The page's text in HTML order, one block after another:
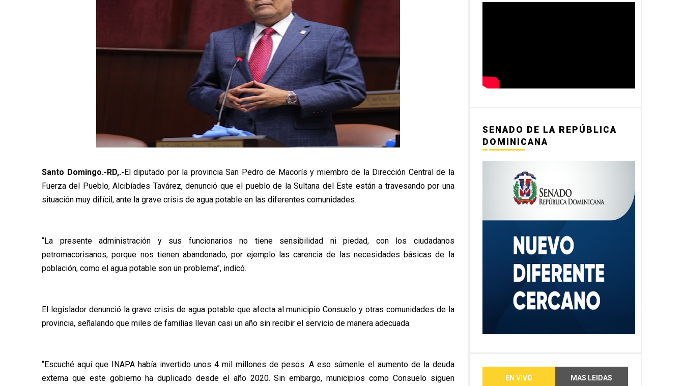
Santo Domingo.-RD,.-El diputado por la provincia San Pedro de Macorís y miembro de la Dirección Central de la
Fuerza del Pueblo, Alcibíades Tavárez, denunció que el pueblo de la Sultana del Este están a travesando por una
situación muy difícil, ante la grave crisis de agua potable en las diferentes comunidades.
“La presente administración y sus funcionarios no tiene sensibilidad ni piedad, con los ciudadanos
petromacorisanos, porque nos tienen abandonado, por ejemplo las carencia de las necesidades básicas de la
población, como el agua potable son un problema”, indicó.
El legislador denunció la grave crisis de agua potable que afecta al municipio Consuelo y otras comunidades de la
provincia, señalando que miles de familias llevan casi un año sin recibir el servicio de manera adecuada.
“Escuché aquí que INAPA había invertido unos 4 mil millones de pesos. A eso súmenle el aumento de la deuda
externa que este gobierno ha duplicado desde el año 2020. Sin embargo, municipios como Consuelo siguen
SENADO DE LA REPÚBLICA
DOMINICANA
EN VIVO MAS LEIDAS